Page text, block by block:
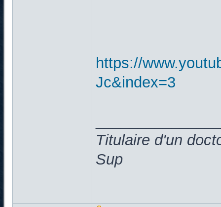
https://
Jc&index=3
Titulaire d'un
Sup